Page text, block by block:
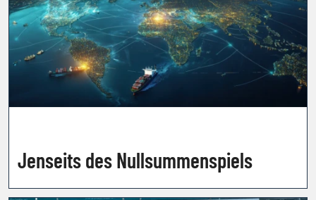
Jenseits des Nullsummenspiels